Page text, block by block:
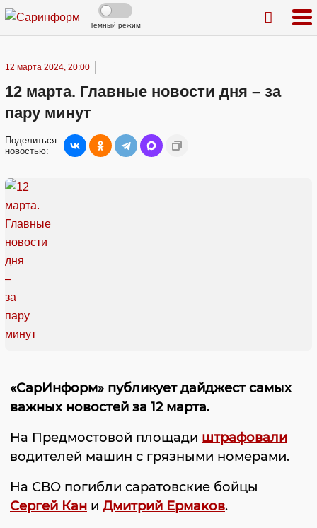
Темный режим
12 марта 2024, 20:00
12 марта. Главные новости дня – за
пару минут
Поделиться
новостью:
«СарИнформ» публикует дайджест самых
важных новостей за 12 марта.
На Предмостовой площади штрафовали
водителей машин с грязными номерами.
На СВО погибли саратовские бойцы
Сергей Кан и Дмитрий Ермаков.